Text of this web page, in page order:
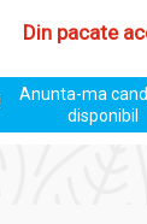
Din pacate
Anunta-ma
disponibil